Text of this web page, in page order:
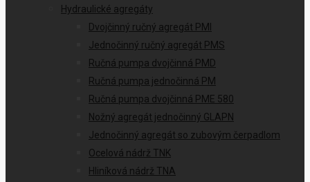
Hydraulické agregáty
Dvojčinný ručný agregát PMI
Jednočinný ručný agregát PMS
Ručná pumpa dvojčinná PMD
Ručná pumpa jednočinná PM
Ručná pumpa dvojčinná PME 580
Nožný agregát jednočinný GLAPN
Jednočinný agregát so zubovým čerpadlom
Ocelová nádrž TNK
Hliníková nádrž TNA